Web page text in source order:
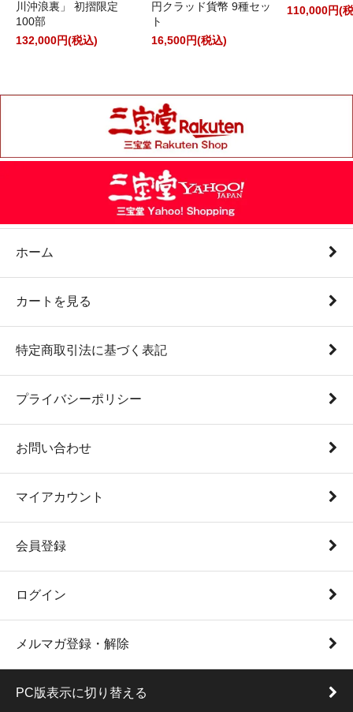
川沖浪裏」 初摺限定
100部
132,000円(税込)
円クラッド貨幣 9種セッ
ト
16,500円(税込)
110,000円(
ホーム
カートを見る
特定商取引法に基づく表記
プライバシーポリシー
お問い合わせ
マイアカウント
会員登録
ログイン
メルマガ登録・解除
PC版表示に切り替える